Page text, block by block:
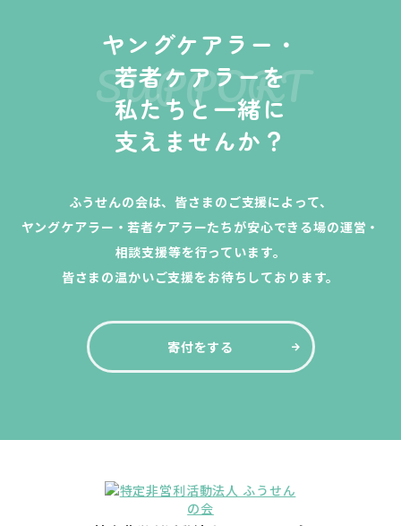
ヤングケアラー・
若者ケアラーを
私たちと一緒に
支えませんか？
SUPPORT
ふうせんの会は、皆さまのご支援によって、
ヤングケアラー・若者ケアラーたちが安心できる場の運営・
相談支援等を行っています。
皆さまの温かいご支援をお待ちしております。
寄付をする